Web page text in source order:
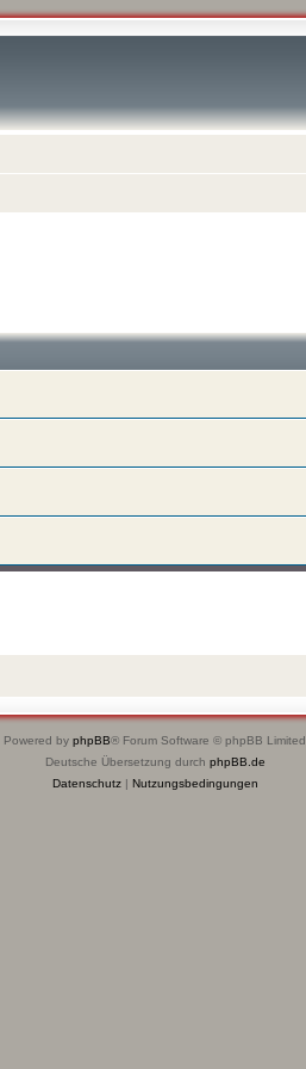
Powered by phpBB® Forum Software © phpBB Limited
Deutsche Übersetzung durch phpBB.de
Datenschutz| Nutzungsbedingungen